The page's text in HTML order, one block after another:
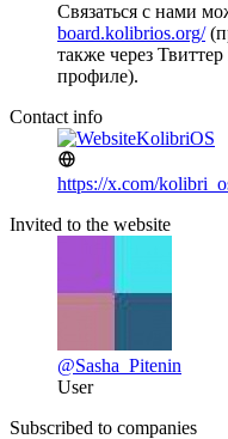
Связаться с нами
board.kolibrios.org/
также через
профиле).
Contact info
KolibriOS
https://x.com/
Invited to the website
@Sasha_Pitenin
User
Subscribed to companies